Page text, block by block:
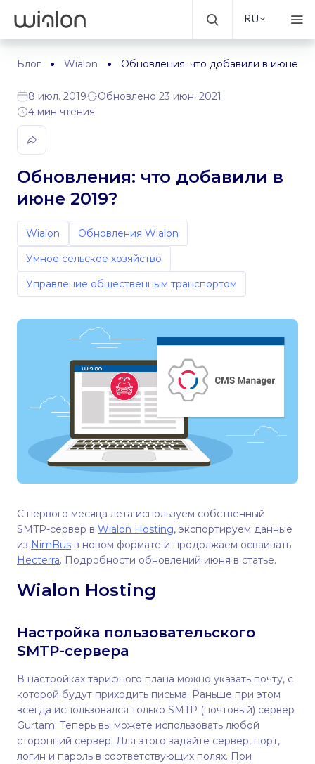
RU
Блог Wialon Обновления: что добавили в июне
8 июл. 2019
Обновлено 23 июн. 2021
4 мин чтения
Обновления: что добавили в
июне 2019?
Wialon
Обновления Wialon
Умное сельское хозяйство
Управление общественным транспортом
С первого месяца лета используем собственный
SMTP-сервер в Wialon Hosting, экспортируем данные
из NimBus в новом формате и продолжаем осваивать
Hecterra. Подробности обновлений июня в статье.
Wialon Hosting
Настройка пользовательского
SMTP-сервера
В настройках тарифного плана можно указать почту, с
которой будут приходить письма. Раньше при этом
всегда использовался только SMTP (почтовый) сервер
Gurtam. Теперь вы можете использовать любой
сторонний сервер. Для этого задайте сервер, порт,
логин и пароль в соответствующих полях. При